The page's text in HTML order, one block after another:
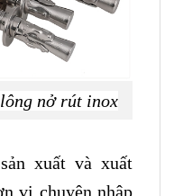
nở rút inox
xuất và xuất
vị chuyên nhập